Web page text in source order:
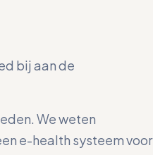
bij aan de
We weten
e-health systeem voor